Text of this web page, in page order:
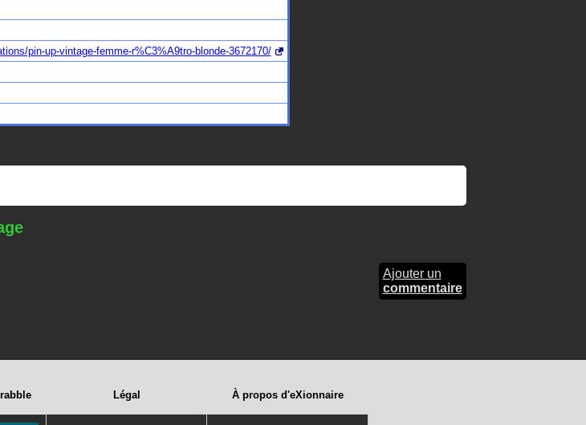
pin-up-vintage-femme-r%C3%A9tro-blonde-3672170/
Ajouter un
commentaire
Légal À propos d'eXionnaire